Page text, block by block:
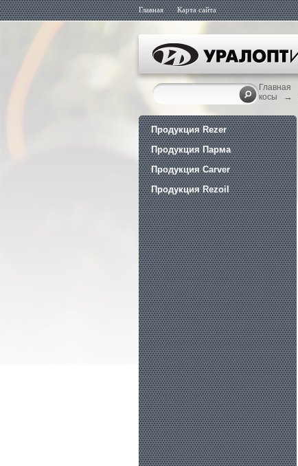
Главная Карта сайта
Главная
косы
→
Продукция Rezer
Продукция Парма
Продукция Carver
Продукция Rezoil